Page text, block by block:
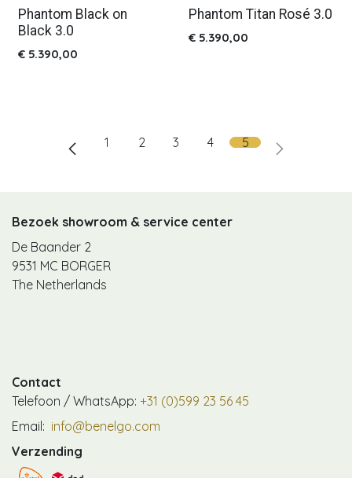
Nieuw!
Phantom Black on
Black 3.0
€ 5.390,00
Nieuw!
Phantom Titan Rosé 3.0
€ 5.390,00
1 2 3 4 5
Bezoek showroom & service center
De Baander 2
9531 MC BORGER
The Netherlands
Contact
Telefoon / WhatsApp: +31 (0)599 23 56 45
Email: info@benelgo.com
Verzending